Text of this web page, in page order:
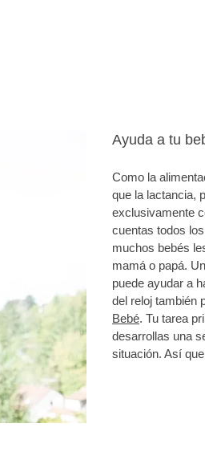
Ayuda a tu
Como la
que la lactancia,
exclusivamente
cuentas todos
muchos bebés
mamá o papá.
puede ayudar a
del reloj también
Bebé. Tu tarea
desarrollas una
situación. Así